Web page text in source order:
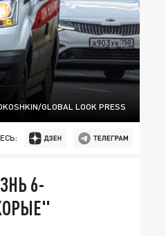
GLOBAL LOOK PRESS
6-